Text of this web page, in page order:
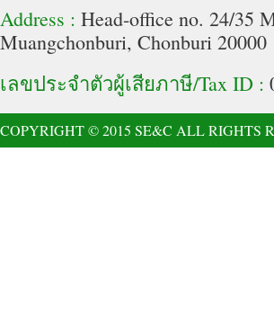
Address : Head-office no. 24/35
Muangchonburi, Chonburi 20000
เลขประจำตัวผู้เสียภาษี/Tax ID :
COPYRIGHT © 2015 SE&C ALL RIGHTS